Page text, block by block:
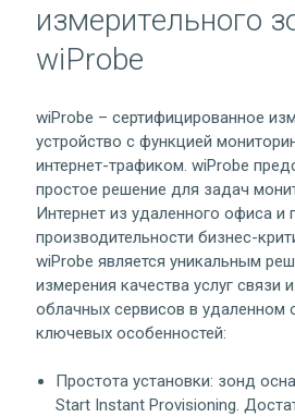
измерительного
wiProbe
wiProbe – сертифицированное
устройство с функцией
интернет-трафиком. wiProbe
простое решение для задач
Интернет из удаленного офиса и
производительности бизнес-
wiProbe является уникальным
измерения качества услуг связи
облачных сервисов в удаленном
ключевых особенностей:
Простота установки: зонд
Start Instant Provisioning.